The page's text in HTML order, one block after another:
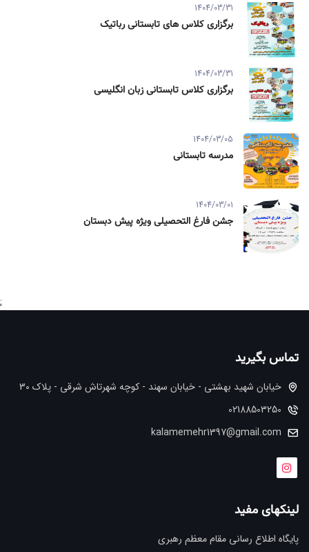
1404/03/31
برگزاری کلاس های تابستانی رباتیک
1404/03/31
برگزاری کلاس تابستانی زبان انگلیسی
1404/03/05
مدرسه تابستانی
1404/03/01
جشن فارغ التحصیلی ویژه پیش دبستان
;
تماس بگیرید
خیابان شهید بهشتی - خیابان سهند - کوچه شهرتاش شرقی - پلاک 30
02188503250
kalamemehr1397@gmail.com
لینکهای مفید
پایگاه اطلاع رسانی مقام معظم رهبری